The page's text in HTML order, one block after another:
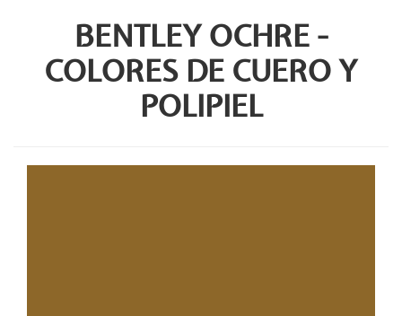
BENTLEY OCHRE -
COLORES DE CUERO Y
POLIPIEL